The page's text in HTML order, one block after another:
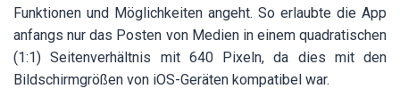
Funktionen und Möglichkeiten angeht. So erlaubte die App
anfangs nur das Posten von Medien in einem quadratischen
(1:1) Seitenverhältnis mit 640 Pixeln, da dies mit den
Bildschirmgrößen von iOS-Geräten kompatibel war.